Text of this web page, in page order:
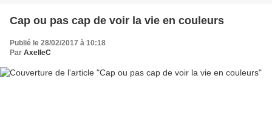
Cap ou pas cap de voir la vie en couleurs
Publié le 28/02/2017 à 10:18
Par AxelleC